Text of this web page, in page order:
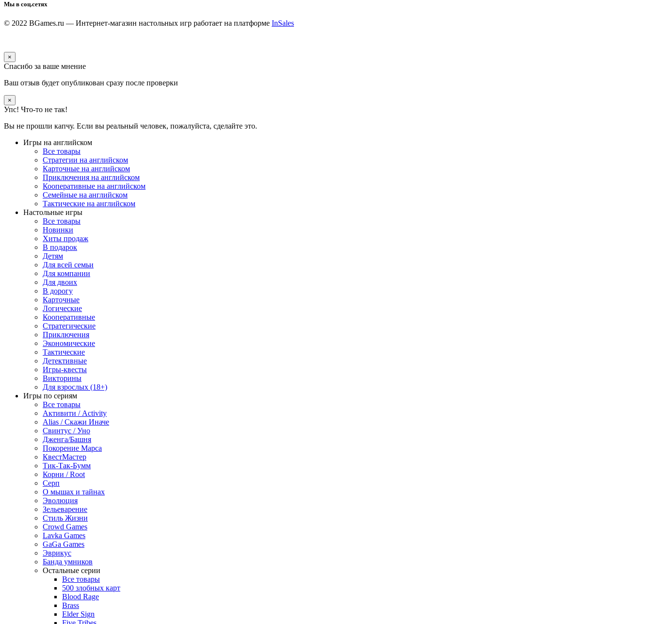
Мы в соц.сетях
© 2022 BGames.ru — Интернет-магазин настольных игр работает на платформе InSales
×
Спасибо за ваше мнение
Ваш отзыв будет опубликован сразу после проверки
×
Упс! Что-то не так!
Вы не прошли капчу. Если вы реальный человек, пожалуйста, сделайте это.
Игры на английском
Все товары
Стратегии на английском
Карточные на английском
Приключения на английском
Кооперативные на английском
Семейные на английском
Тактические на английском
Настольные игры
Все товары
Новинки
Хиты продаж
В подарок
Детям
Для всей семьи
Для компании
Для двоих
В дорогу
Карточные
Логические
Кооперативные
Стратегические
Приключения
Экономические
Тактические
Детективные
Игры-квесты
Викторины
Для взрослых (18+)
Игры по сериям
Все товары
Активити / Activity
Alias / Скажи Иначе
Свинтус / Уно
Дженга/Башня
Покорение Марса
КвестМастер
Тик-Так-Бумм
Корни / Root
Серп
О мышах и тайнах
Эволюция
Зельеварение
Стиль Жизни
Crowd Games
Lavka Games
GaGa Games
Эврикус
Банда умников
Остальные серии
Все товары
500 злобных карт
Blood Rage
Brass
Elder Sign